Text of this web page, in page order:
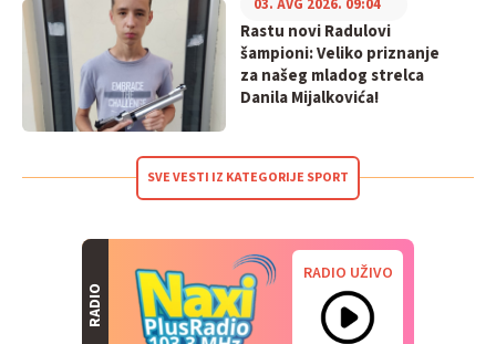
Rastu novi Radulovi
šampioni: Veliko priznanje
za našeg mladog strelca
Danila Mijalkovića!
03. AVG 2026. 09:04
SVE VESTI IZ KATEGORIJE SPORT
RADIO
RADIO UŽIVO